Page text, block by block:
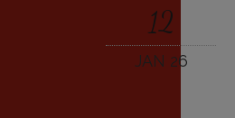
12
JAN 26